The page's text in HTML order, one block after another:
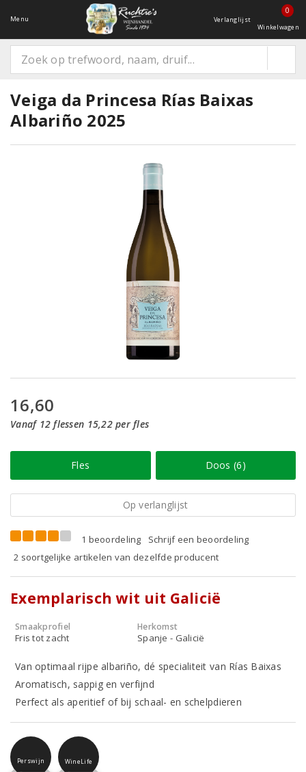
Menu Verlanglijst
0
Winkelwagen
Veiga da Princesa Rías Baixas
Albariño 2025
16,60
Vanaf 12 flessen 15,22 per fles
Fles Doos (6)
Op verlanglijst
1 beoordeling
Schrijf een beoordeling
2 soortgelijke artikelen van dezelfde producent
Exemplarisch wit uit Galicië
Smaakprofiel
Fris tot zacht
Herkomst
Spanje - Galicië
Van optimaal rijpe albariño, dé specialiteit van Rías Baixas
Aromatisch, sappig en verfijnd
Perfect als aperitief of bij schaal- en schelpdieren
Perswijn WineLife